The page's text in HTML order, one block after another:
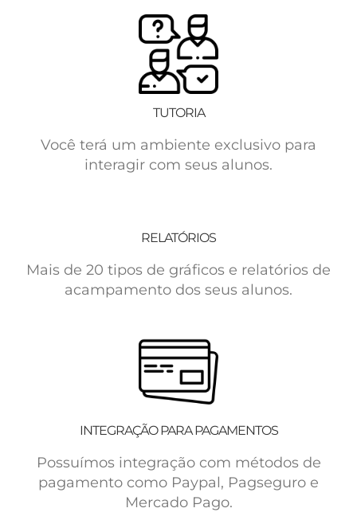
TUTORIA
Você terá um ambiente exclusivo para
interagir com seus alunos.
RELATÓRIOS
Mais de 20 tipos de gráficos e relatórios de
acampamento dos seus alunos.
INTEGRAÇÃO PARA PAGAMENTOS
Possuímos integração com métodos de
pagamento como Paypal, Pagseguro e
Mercado Pago.